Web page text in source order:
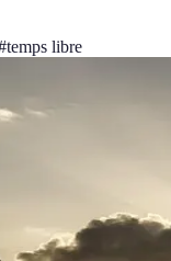
temps libre